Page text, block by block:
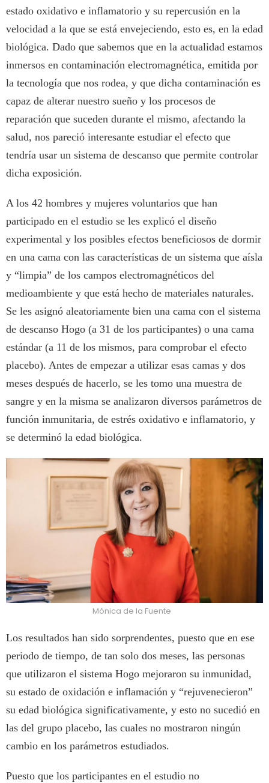
estado oxidativo e inflamatorio y su repercusión en la
velocidad a la que se está envejeciendo, esto es, en la edad
biológica. Dado que sabemos que en la actualidad estamos
inmersos en contaminación electromagnética, emitida por
la tecnología que nos rodea, y que dicha contaminación es
capaz de alterar nuestro sueño y los procesos de
reparación que suceden durante el mismo, afectando la
salud, nos pareció interesante estudiar el efecto que
tendría usar un sistema de descanso que permite controlar
dicha exposición.
A los 42 hombres y mujeres voluntarios que han
participado en el estudio se les explicó el diseño
experimental y los posibles efectos beneficiosos de dormir
en una cama con las características de un sistema que aísla
y “limpia” de los campos electromagnéticos del
medioambiente y que está hecho de materiales naturales.
Se les asignó aleatoriamente bien una cama con el sistema
de descanso Hogo (a 31 de los participantes) o una cama
estándar (a 11 de los mismos, para comprobar el efecto
placebo). Antes de empezar a utilizar esas camas y dos
meses después de hacerlo, se les tomo una muestra de
sangre y en la misma se analizaron diversos parámetros de
función inmunitaria, de estrés oxidativo e inflamatorio, y
se determinó la edad biológica.
Mónica de la Fuente
Los resultados han sido sorprendentes, puesto que en ese
periodo de tiempo, de tan solo dos meses, las personas
que utilizaron el sistema Hogo mejoraron su inmunidad,
su estado de oxidación e inflamación y “rejuvenecieron”
su edad biológica significativamente, y esto no sucedió en
las del grupo placebo, las cuales no mostraron ningún
cambio en los parámetros estudiados.
Puesto que los participantes en el estudio no